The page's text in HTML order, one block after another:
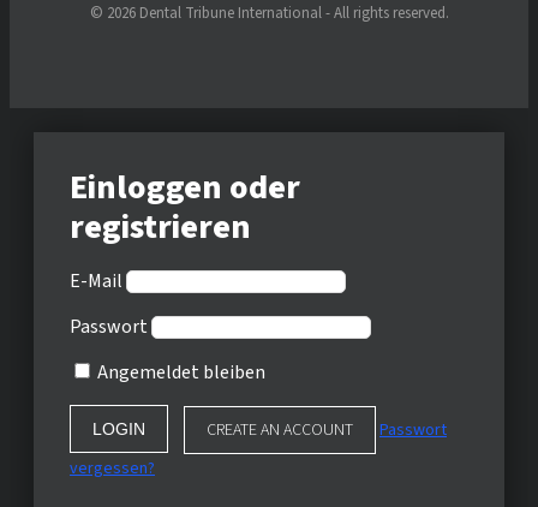
© 2026 Dental Tribune International - All rights reserved.
Einloggen oder
registrieren
E-Mail
Passwort
Angemeldet bleiben
CREATE AN ACCOUNT
Passwort
vergessen?